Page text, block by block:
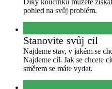
Díky koučinku můžete
pohled na svůj problém.
Stanovíte svůj cíl
Najdeme stav, v jakém se
Najdeme cíl. Jak se chcete
směrem se máte vydat.